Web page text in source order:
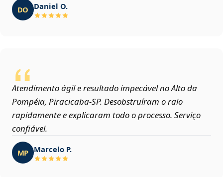
DO Daniel O.
Atendimento ágil e resultado impecável no Alto da
Pompéia, Piracicaba‑SP. Desobstruíram o ralo
rapidamente e explicaram todo o processo. Serviço
confiável.
MP Marcelo P.